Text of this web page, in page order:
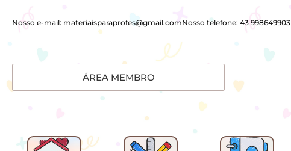
Nosso e-mail: materiaisparaprofes@gmail.comNosso telefone: 43 998649903
ÁREA MEMBRO